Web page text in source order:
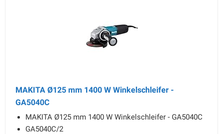
MAKITA Ø125 mm 1400 W Winkelschleifer -
GA5040C
MAKITA Ø125 mm 1400 W Winkelschleifer - GA5040C
GA5040C/2